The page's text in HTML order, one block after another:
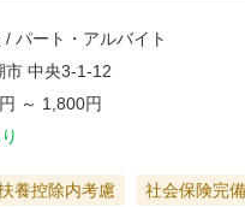
/ パート・アルバイト
市 中央3-1-12
～ 1,800円
養控除内考慮 社会保険完備